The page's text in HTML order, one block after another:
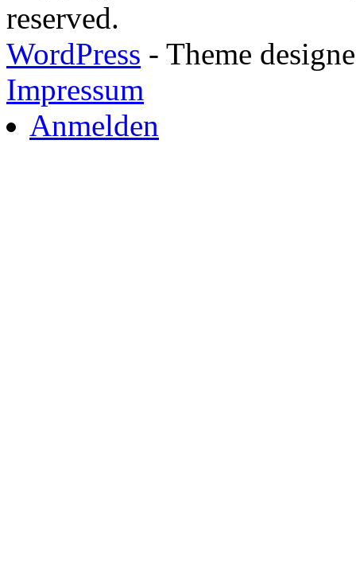
reserved.
WordPress - Theme
Impressum
Anmelden